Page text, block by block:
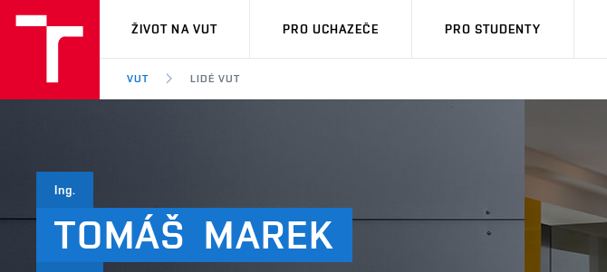
VUT
ŽIVOT NA VUT PRO UCHAZEČE PRO STUDENTY
VUT LIDÉ VUT
Ing.
TOMÁŠ MAREK